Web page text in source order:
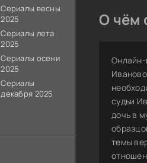
О чём
Онлайн-
судьи
дочь в
темы
Сериалы весны
2025
Сериалы лета
2025
Сериалы осени
2025
Сериалы
декабря 2025